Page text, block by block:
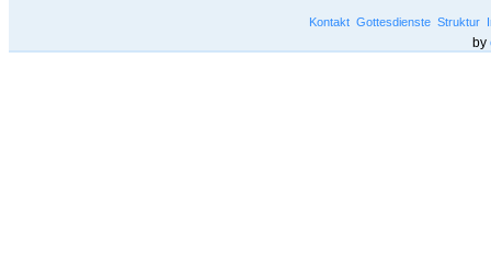
Kontakt Gottesdienste Struktur
by